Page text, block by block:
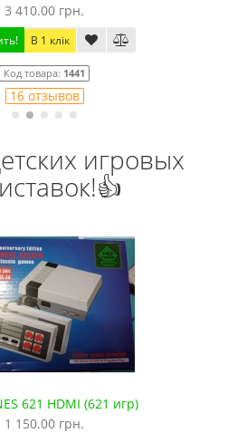
грн.
клік
1441
игровых
621 HDMI (621 игр)
150.00 грн.